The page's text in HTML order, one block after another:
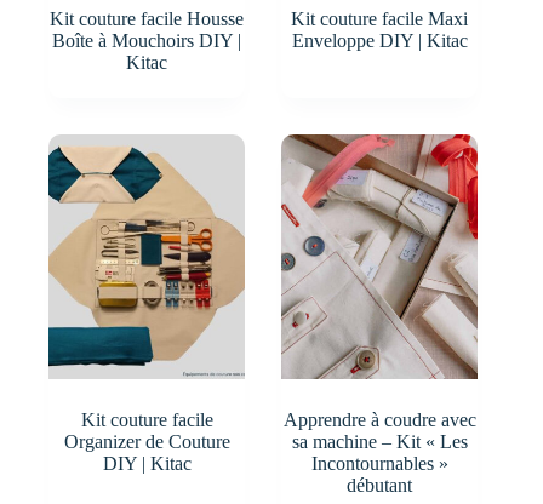
Kit couture facile Housse
Boîte à Mouchoirs DIY |
Kitac
Kit couture facile Maxi
Enveloppe DIY | Kitac
Kit couture facile
Organizer de Couture
DIY | Kitac
Apprendre à coudre avec
sa machine – Kit « Les
Incontournables »
débutant